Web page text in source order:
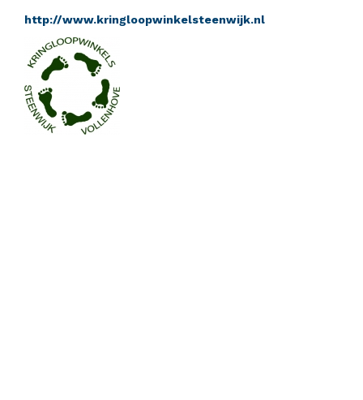
http://www.kringloopwinkelsteenwijk.nl